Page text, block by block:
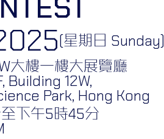
(星期日 Sunday)
大樓一樓大展覽廳
Building 12W,
Park, Hong Kong
下午5時45分